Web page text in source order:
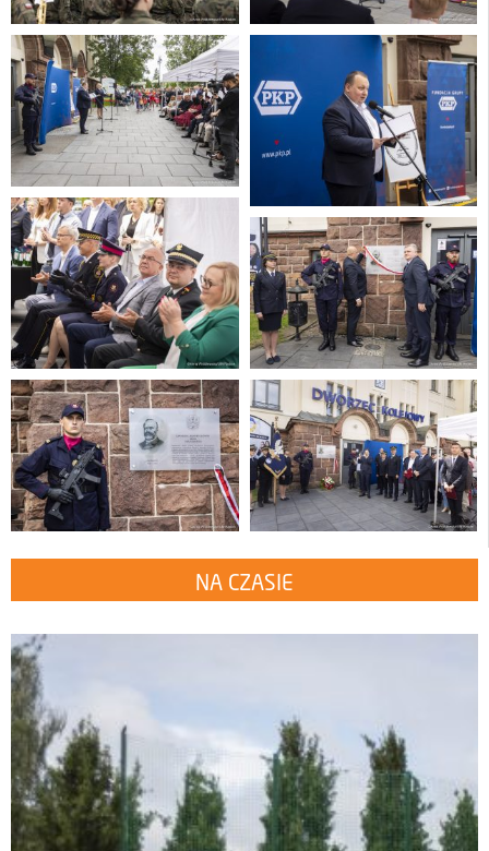
NA CZASIE